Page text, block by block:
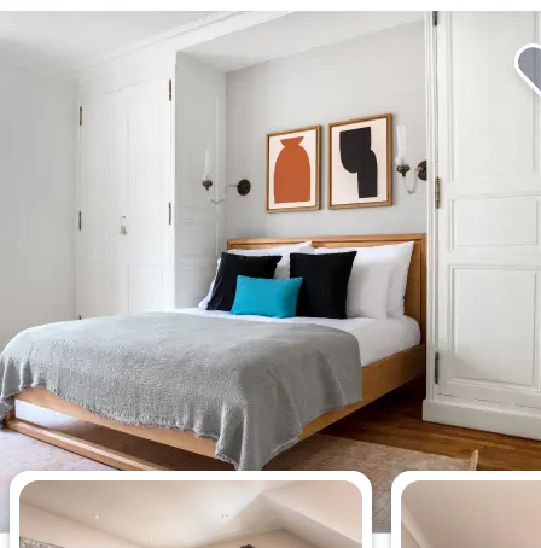
Apartamentos más vistos esta
semana